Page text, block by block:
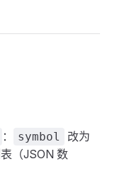
： symbol
改为
（JSON 数